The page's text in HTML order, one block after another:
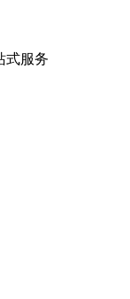
式服务